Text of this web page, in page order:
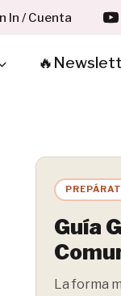
In / Cuenta
Guía
La forma